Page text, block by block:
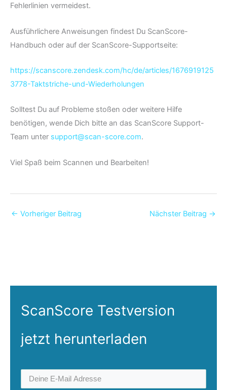
Fehlerlinien vermeidest.
Ausführlichere Anweisungen findest Du ScanScore-
Handbuch oder auf der ScanScore-Supportseite:
https://scanscore.zendesk.com/hc/de/articles/1676919125
3778-Taktstriche-und-Wiederholungen
Solltest Du auf Probleme stoßen oder weitere Hilfe
benötigen, wende Dich bitte an das ScanScore Support-
Team unter support@scan-score.com.
Viel Spaß beim Scannen und Bearbeiten!
← Vorheriger Beitrag Nächster Beitrag →
ScanScore Testversion
jetzt herunterladen